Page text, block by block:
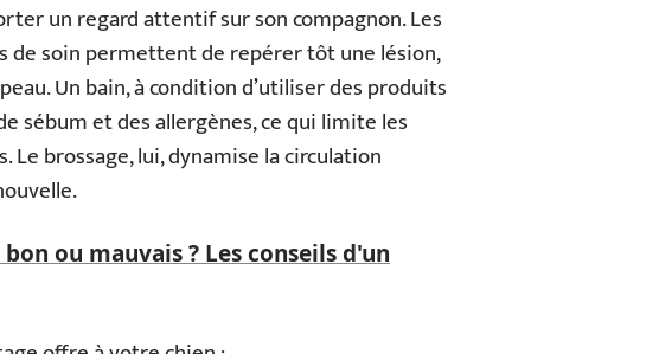
un regard attentif sur son compagnon. Les
de soin permettent de repérer tôt une lésion,
Un bain, à condition d’utiliser des produits
sébum et des allergènes, ce qui limite les
brossage, lui, dynamise la circulation
ou mauvais ? Les conseils d'un